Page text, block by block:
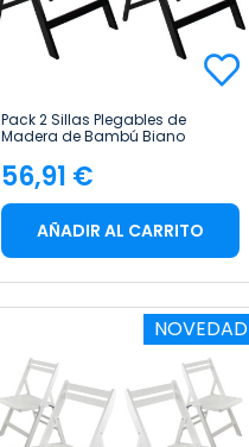
Pack 2 Sillas Plegables de
Madera de Bambú Biano
Precio
56,91 €
AÑADIR AL CARRITO
NOVEDAD